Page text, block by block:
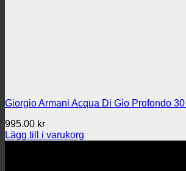
Giorgio Armani Acqua Di Gìo Profondo
995.00 kr
Lägg till i varukorg